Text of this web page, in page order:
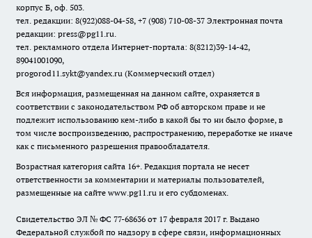
корпус Б, оф. 503.
тел. редакции: 8(922)088-04-58, +7 (908) 710-08-37 Электронная почта
редакции: press@pg11.ru.
тел. рекламного отдела Интернет-портала: 8(8212)39-14-42,
89041001090,
progorod11.sykt@yandex.ru (Коммерческий отдел)
Вся информация, размещенная на данном сайте, охраняется в
соответствии с законодательством РФ об авторском праве и не
подлежит использованию кем-либо в какой бы то ни было форме, в
том числе воспроизведению, распространению, переработке не иначе
как с письменного разрешения правообладателя.
Возрастная категория сайта 16+. Редакция портала не несет
ответственности за комментарии и материалы пользователей,
размещенные на сайте www.pg11.ru и его субдоменах.
Свидетельство ЭЛ № ФС 77-68636 от 17 февраля 2017 г. Выдано
Федеральной службой по надзору в сфере связи, информационных